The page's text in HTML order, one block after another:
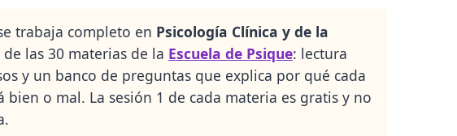
trabaja completo en Psicología Clínica y de la
de las 30 materias de la Escuela de Psique: lectura
y un banco de preguntas que explica por qué cada
bien o mal. La sesión 1 de cada materia es gratis y no